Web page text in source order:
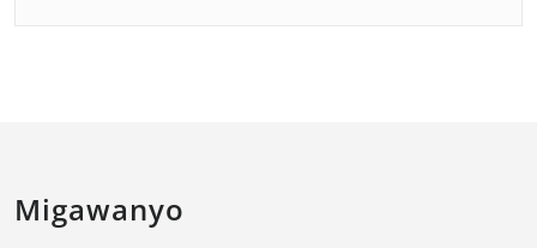
Migawanyo